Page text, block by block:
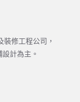
裝修工程公司，
計為主。